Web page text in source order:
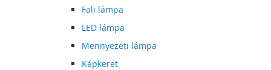
Fali lámpa
LED lámpa
Mennyezeti lámpa
Képkeret